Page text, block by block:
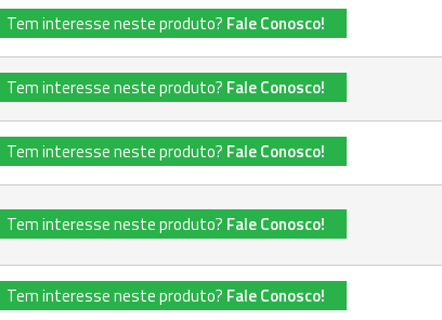
Tem interesse neste produto? Fale Conosco!
Tem interesse neste produto? Fale Conosco!
Tem interesse neste produto? Fale Conosco!
Tem interesse neste produto? Fale Conosco!
Tem interesse neste produto? Fale Conosco!